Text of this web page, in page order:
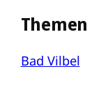
Themen
Bad Vilbel